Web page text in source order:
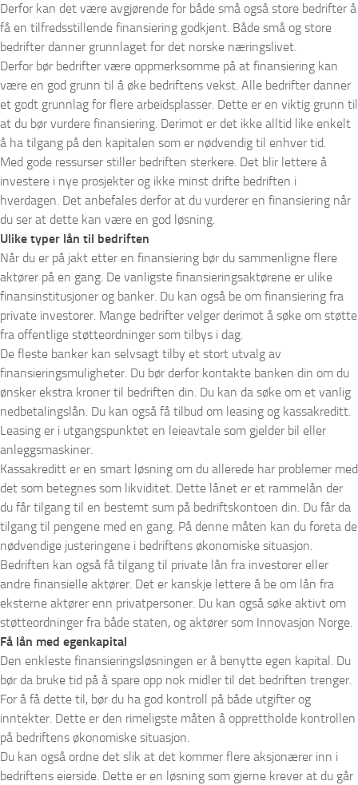
Derfor kan det være avgjørende for både små også store bedrifter å
få en tilfredsstillende finansiering godkjent. Både små og store
bedrifter danner grunnlaget for det norske næringslivet.
Derfor bør bedrifter være oppmerksomme på at finansiering kan
være en god grunn til å øke bedriftens vekst. Alle bedrifter danner
et godt grunnlag for flere arbeidsplasser. Dette er en viktig grunn til
at du bør vurdere finansiering. Derimot er det ikke alltid like enkelt
å ha tilgang på den kapitalen som er nødvendig til enhver tid.
Med gode ressurser stiller bedriften sterkere. Det blir lettere å
investere i nye prosjekter og ikke minst drifte bedriften i
hverdagen. Det anbefales derfor at du vurderer en finansiering når
du ser at dette kan være en god løsning.
Ulike typer lån til bedriften
Når du er på jakt etter en finansiering bør du sammenligne flere
aktører på en gang. De vanligste finansieringsaktørene er ulike
finansinstitusjoner og banker. Du kan også be om finansiering fra
private investorer. Mange bedrifter velger derimot å søke om støtte
fra offentlige støtteordninger som tilbys i dag.
De fleste banker kan selvsagt tilby et stort utvalg av
finansieringsmuligheter. Du bør derfor kontakte banken din om du
ønsker ekstra kroner til bedriften din. Du kan da søke om et vanlig
nedbetalingslån. Du kan også få tilbud om leasing og kassakreditt.
Leasing er i utgangspunktet en leieavtale som gjelder bil eller
anleggsmaskiner.
Kassakreditt er en smart løsning om du allerede har problemer med
det som betegnes som likviditet. Dette lånet er et rammelån der
du får tilgang til en bestemt sum på bedriftskontoen din. Du får da
tilgang til pengene med en gang. På denne måten kan du foreta de
nødvendige justeringene i bedriftens økonomiske situasjon.
Bedriften kan også få tilgang til private lån fra investorer eller
andre finansielle aktører. Det er kanskje lettere å be om lån fra
eksterne aktører enn privatpersoner. Du kan også søke aktivt om
støtteordninger fra både staten, og aktører som Innovasjon Norge.
Få lån med egenkapital
Den enkleste finansieringsløsningen er å benytte egen kapital. Du
bør da bruke tid på å spare opp nok midler til det bedriften trenger.
For å få dette til, bør du ha god kontroll på både utgifter og
inntekter. Dette er den rimeligste måten å opprettholde kontrollen
på bedriftens økonomiske situasjon.
Du kan også ordne det slik at det kommer flere aksjonærer inn i
bedriftens eierside. Dette er en løsning som gjerne krever at du går